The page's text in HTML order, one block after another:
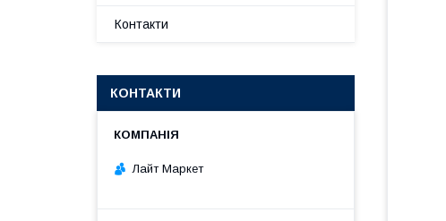
Контакти
КОНТАКТИ
Лайт Маркет